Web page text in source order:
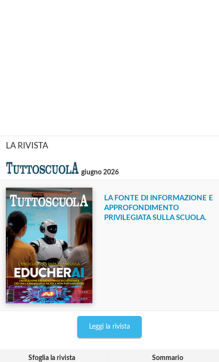
LA RIVISTA
giugno 2026
LA FONTE DI INFORMAZIONE E
APPROFONDIMENTO
PRIVILEGIATA SULLA SCUOLA.
Leggi la rivista
Sfoglia la rivista Sommario